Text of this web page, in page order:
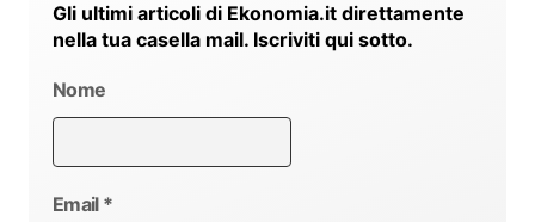
Gli ultimi articoli di Ekonomia.it direttamente
nella tua casella mail. Iscriviti qui sotto.
Nome
Email *